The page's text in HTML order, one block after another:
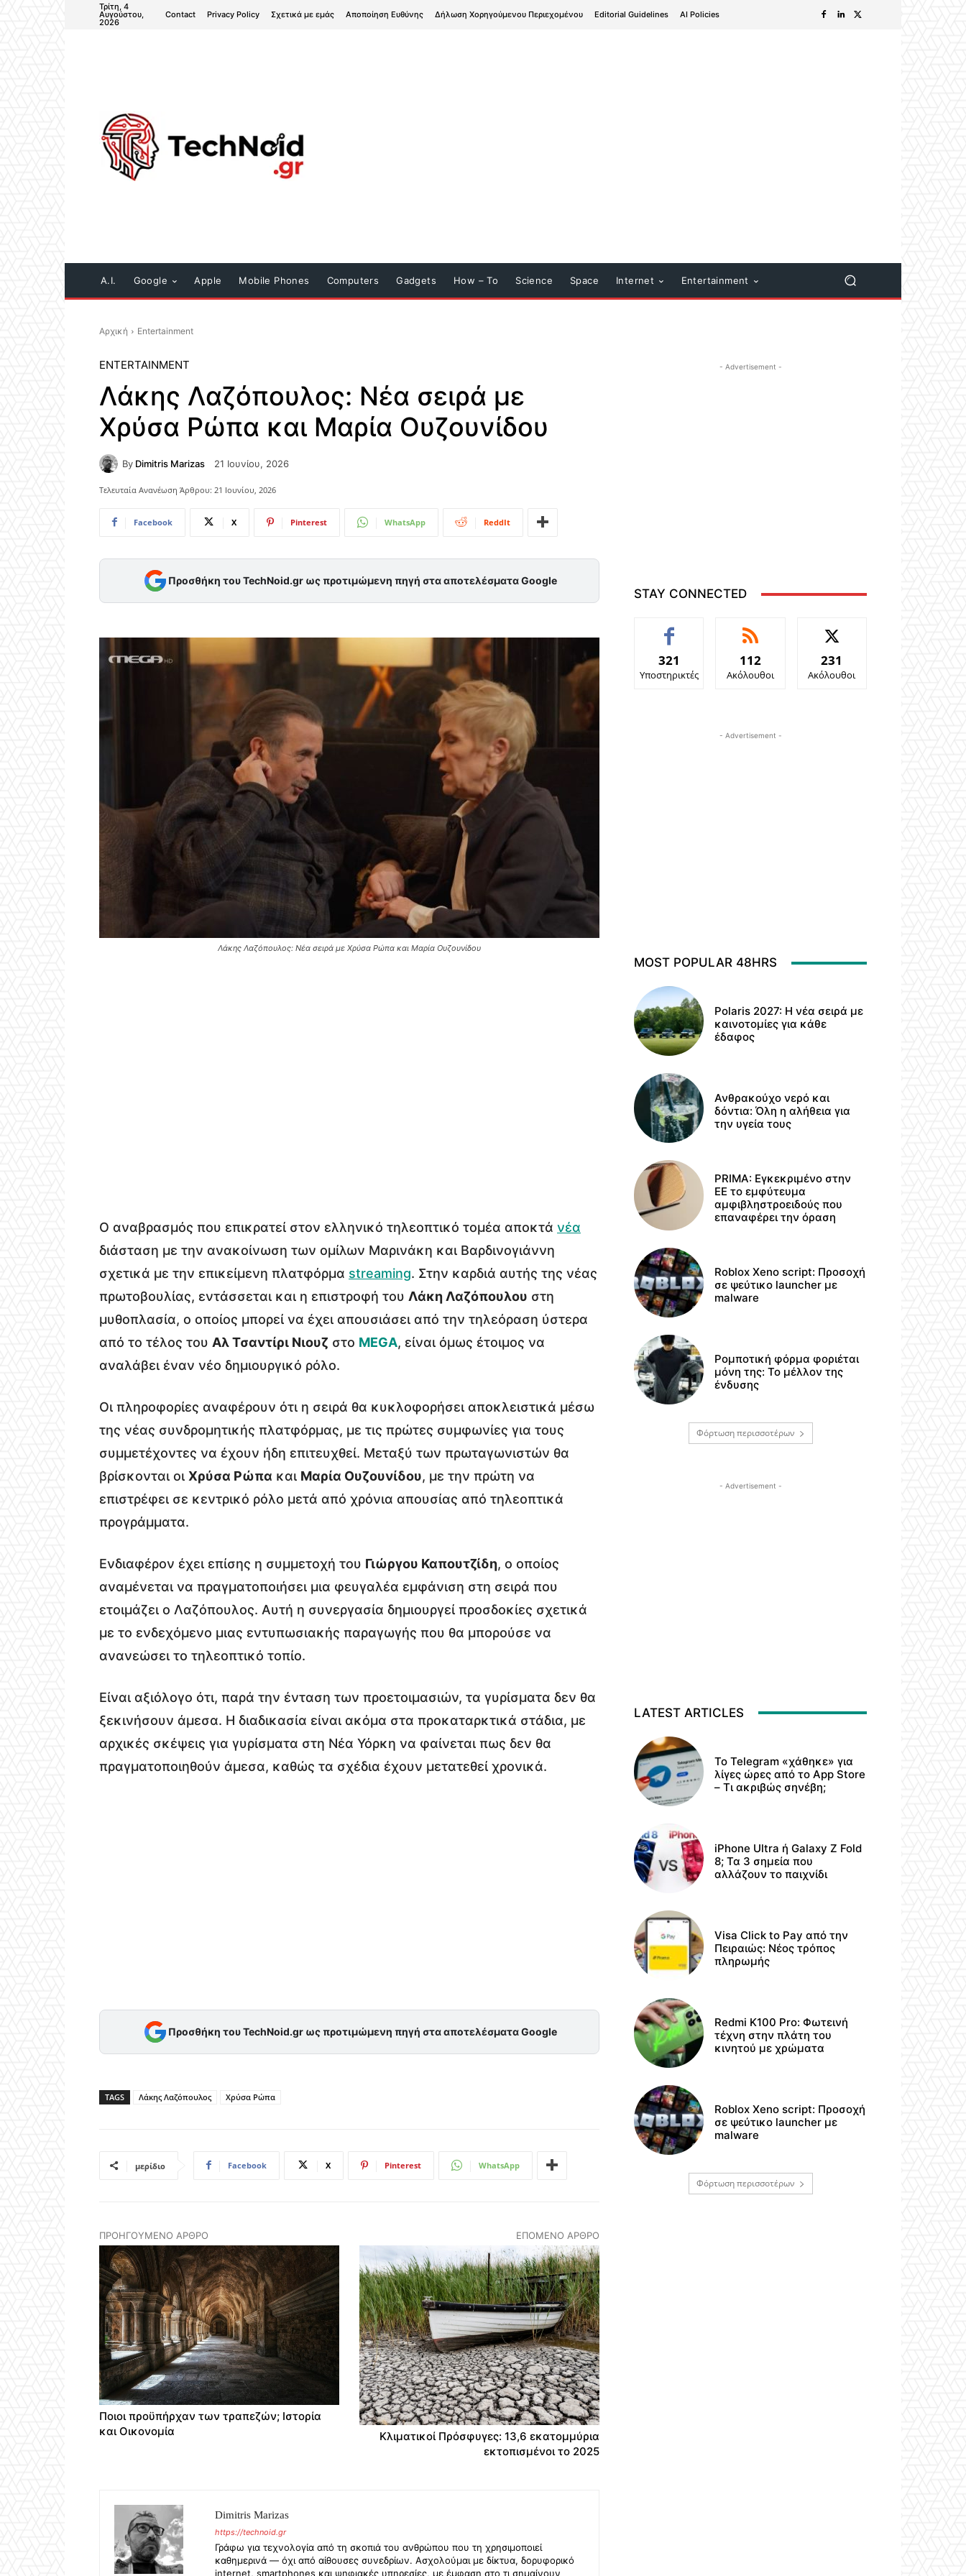
Τρίτη, 4
Αυγούστου,
2026
Contact Privacy Policy Σχετικά με εμάς Αποποίηση Ευθύνης Δήλωση Χορηγούμενου Περιεχομένου Editorial Guidelines AI Policies
A.I. Google Apple Mobile Phones Computers Gadgets How – To Science Space Internet Entertainment
Αρχική Entertainment
ENTERTAINMENT
Λάκης Λαζόπουλος: Νέα σειρά με
Χρύσα Ρώπα και Μαρία Ουζουνίδου
By Dimitris Marizas 21 Ιουνίου, 2026
Τελευταία Ανανέωση Άρθρου: 21 Ιουνίου, 2026
Facebook X Pinterest WhatsApp ReddIt
Προσθήκη του TechNoid.gr ως προτιμώμενη πηγή στα αποτελέσματα Google
Λάκης Λαζόπουλος: Νέα σειρά με Χρύσα Ρώπα και Μαρία Ουζουνίδου
Ο αναβρασμός που επικρατεί στον ελληνικό τηλεοπτικό τομέα αποκτά νέα
διάσταση με την ανακοίνωση των ομίλων Μαρινάκη και Βαρδινογιάννη
σχετικά με την επικείμενη πλατφόρμα streaming. Στην καρδιά αυτής της νέας
πρωτοβουλίας, εντάσσεται και η επιστροφή του Λάκη Λαζόπουλου στη
μυθοπλασία, ο οποίος μπορεί να έχει απουσιάσει από την τηλεόραση ύστερα
από το τέλος του Αλ Τσαντίρι Νιουζ στο MEGA, είναι όμως έτοιμος να
αναλάβει έναν νέο δημιουργικό ρόλο.
Οι πληροφορίες αναφέρουν ότι η σειρά θα κυκλοφορήσει αποκλειστικά μέσω
της νέας συνδρομητικής πλατφόρμας, με τις πρώτες συμφωνίες για τους
συμμετέχοντες να έχουν ήδη επιτευχθεί. Μεταξύ των πρωταγωνιστών θα
βρίσκονται οι Χρύσα Ρώπα και Μαρία Ουζουνίδου, με την πρώτη να
επιστρέφει σε κεντρικό ρόλο μετά από χρόνια απουσίας από τηλεοπτικά
προγράμματα.
Ενδιαφέρον έχει επίσης η συμμετοχή του Γιώργου Καπουτζίδη, ο οποίος
αναμένεται να πραγματοποιήσει μια φευγαλέα εμφάνιση στη σειρά που
ετοιμάζει ο Λαζόπουλος. Αυτή η συνεργασία δημιουργεί προσδοκίες σχετικά
με το ενδεχόμενο μιας εντυπωσιακής παραγωγής που θα μπορούσε να
ανανεώσει το τηλεοπτικό τοπίο.
Είναι αξιόλογο ότι, παρά την ένταση των προετοιμασιών, τα γυρίσματα δεν θα
ξεκινήσουν άμεσα. Η διαδικασία είναι ακόμα στα προκαταρκτικά στάδια, με
αρχικές σκέψεις για γυρίσματα στη Νέα Υόρκη να φαίνεται πως δεν θα
πραγματοποιηθούν άμεσα, καθώς τα σχέδια έχουν μετατεθεί χρονικά.
Προσθήκη του TechNoid.gr ως προτιμώμενη πηγή στα αποτελέσματα Google
TAGS Λάκης Λαζόπουλος Χρύσα Ρώπα
μερίδιο Facebook X Pinterest WhatsApp
ΠΡΟΗΓΟΎΜΕΝΟ ΆΡΘΡΟ
Ποιοι προϋπήρχαν των τραπεζών; Ιστορία
και Οικονομία
ΕΠΌΜΕΝΟ ΆΡΘΡΟ
Κλιματικοί Πρόσφυγες: 13,6 εκατομμύρια
εκτοπισμένοι το 2025
Dimitris Marizas
https://technoid.gr
Γράφω για τεχνολογία από τη σκοπιά του ανθρώπου που τη χρησιμοποιεί
καθημερινά — όχι από αίθουσες συνεδρίων. Ασχολούμαι με δίκτυα, δορυφορικό
internet, smartphones και ψηφιακές υπηρεσίες, με έμφαση στο τι σημαίνουν
- Advertisement -
STAY CONNECTED
321
Υποστηρικτές
112
Ακόλουθοι
231
Ακόλουθοι
- Advertisement -
MOST POPULAR 48HRS
Polaris 2027: Η νέα σειρά με
καινοτομίες για κάθε
έδαφος
Ανθρακούχο νερό και
δόντια: Όλη η αλήθεια για
την υγεία τους
PRIMA: Εγκεκριμένο στην
ΕΕ το εμφύτευμα
αμφιβληστροειδούς που
επαναφέρει την όραση
Roblox Xeno script: Προσοχή
σε ψεύτικο launcher με
malware
Ρομποτική φόρμα φοριέται
μόνη της: Το μέλλον της
ένδυσης
Φόρτωση περισσοτέρων
- Advertisement -
LATEST ARTICLES
Το Telegram «χάθηκε» για
λίγες ώρες από το App Store
– Τι ακριβώς σηνέβη;
iPhone Ultra ή Galaxy Z Fold
8; Τα 3 σημεία που
αλλάζουν το παιχνίδι
Visa Click to Pay από την
Πειραιώς: Νέος τρόπος
πληρωμής
Redmi K100 Pro: Φωτεινή
τέχνη στην πλάτη του
κινητού με χρώματα
Roblox Xeno script: Προσοχή
σε ψεύτικο launcher με
malware
Φόρτωση περισσοτέρων